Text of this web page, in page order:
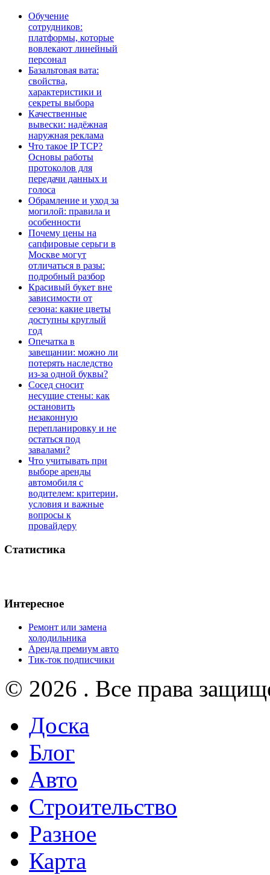
Обучение
сотрудников:
платформы, которые
вовлекают линейный
персонал
Базальтовая вата:
свойства,
характеристики и
секреты выбора
Качественные
вывески: надёжная
наружная реклама
Что такое IP TCP?
Основы работы
протоколов для
передачи данных и
голоса
Обрамление и уход за
могилой: правила и
особенности
Почему цены на
сапфировые серьги в
Москве могут
отличаться в разы:
подробный разбор
Красивый букет вне
зависимости от
сезона: какие цветы
доступны круглый
год
Опечатка в
завещании: можно ли
потерять наследство
из-за одной буквы?
Сосед сносит
несущие стены: как
остановить
незаконную
перепланировку и не
остаться под
завалами?
Что учитывать при
выборе аренды
автомобиля с
водителем: критерии,
условия и важные
вопросы к
провайдеру
Статистика
Интересное
Ремонт или замена
холодильника
Аренда премиум авто
Тик-ток подписчики
© 2026 . Все права
Доска
Блог
Авто
Строительство
Разное
Карта